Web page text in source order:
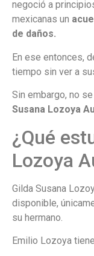
negoció a
mexicanas un
de daños.
En ese entonces,
tiempo sin ver a
Sin embargo, no
Susana Lozoya
¿Qué
Lozoya
Gilda Susana
disponible,
su hermano.
Emilio Lozoya tiene